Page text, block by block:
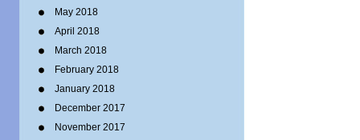
May 2018
April 2018
March 2018
February 2018
January 2018
December 2017
November 2017